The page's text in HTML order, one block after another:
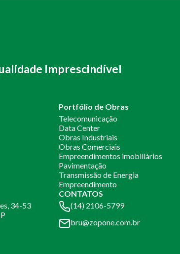
Imprescindível
Portfólio de Obras
Telecomunicação
Data Center
Obras Industriais
Obras Comerciais
Empreendimentos imobiliários
Pavimentação
Transmissão de Energia
Empreendimento
34-53
CONTATOS
(14) 2106-5799
bru@zopone.com.br